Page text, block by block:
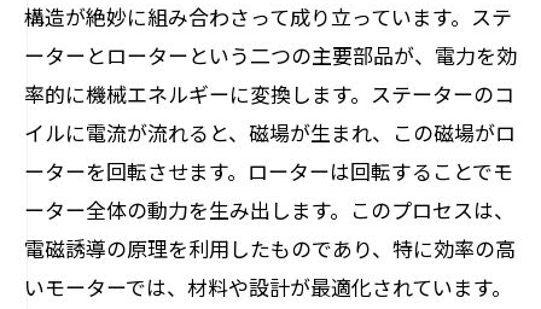
構造が絶妙に組み合わさって成り立っています。ステ
ーターとローターという二つの主要部品が、電力を効
率的に機械エネルギーに変換します。ステーターのコ
イルに電流が流れると、磁場が生まれ、この磁場がロ
ーターを回転させます。ローターは回転することでモ
ーター全体の動力を生み出します。このプロセスは、
電磁誘導の原理を利用したものであり、特に効率の高
いモーターでは、材料や設計が最適化されています。